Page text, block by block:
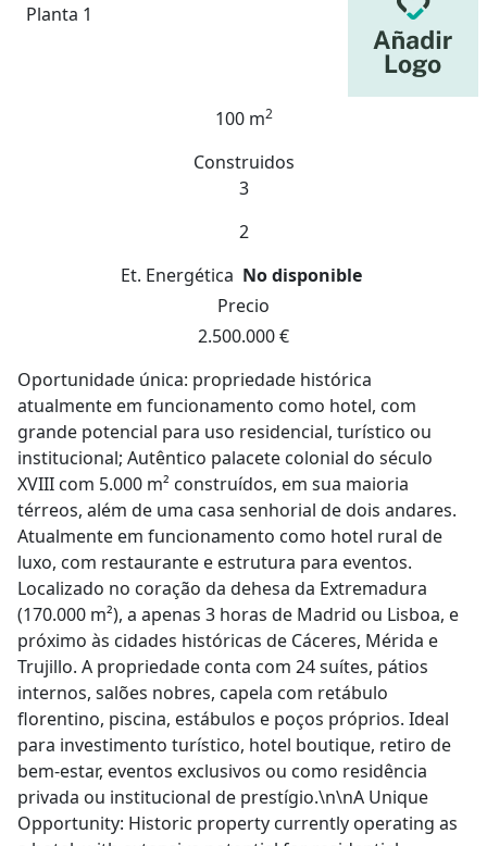
Planta 1
100 m2
Construidos
3
2
Et. Energética No disponible
Precio
2.500.000 €
Oportunidade única: propriedade histórica
atualmente em funcionamento como hotel, com
grande potencial para uso residencial, turístico ou
institucional; Autêntico palacete colonial do século
XVIII com 5.000 m² construídos, em sua maioria
térreos, além de uma casa senhorial de dois andares.
Atualmente em funcionamento como hotel rural de
luxo, com restaurante e estrutura para eventos.
Localizado no coração da dehesa da Extremadura
(170.000 m²), a apenas 3 horas de Madrid ou Lisboa, e
próximo às cidades históricas de Cáceres, Mérida e
Trujillo. A propriedade conta com 24 suítes, pátios
internos, salões nobres, capela com retábulo
florentino, piscina, estábulos e poços próprios. Ideal
para investimento turístico, hotel boutique, retiro de
bem-estar, eventos exclusivos ou como residência
privada ou institucional de prestígio.\n\nA Unique
Opportunity: Historic property currently operating as